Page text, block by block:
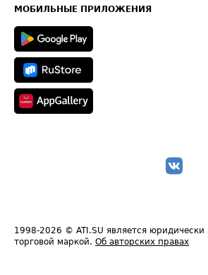
Техническая информация
МОБИЛЬНЫЕ ПРИЛОЖЕНИЯ
1998-2026 © ATI.SU является юридически
торговой маркой. Об авторских правах